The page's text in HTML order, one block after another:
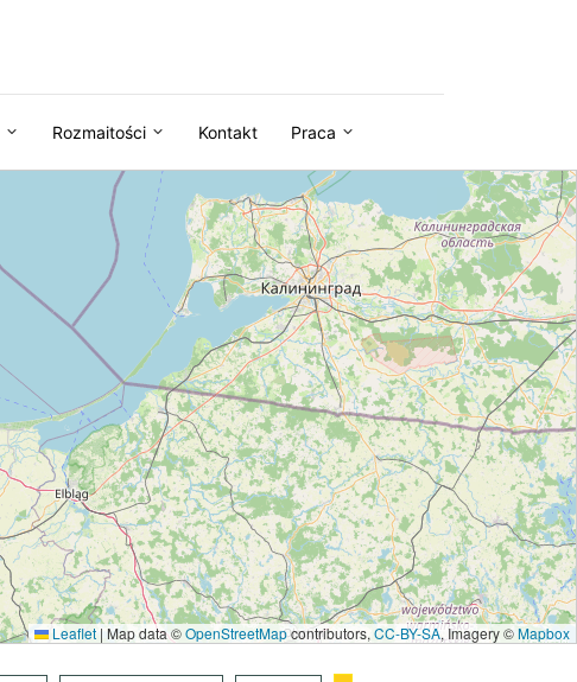
Rozmaitości Kontakt Praca
Leaflet | Map data ©OpenStreetMapcontributors,CC-BY-SA, Imagery ©Mapbox